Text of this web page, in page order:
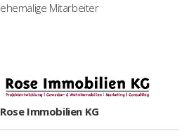
ehemalige Mitarbeiter
Rose Immobilien KG